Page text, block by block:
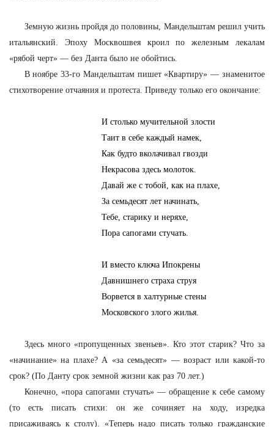
Земную жизнь пройдя до половины, Мандельштам решил учить
итальянский. Эпоху Москвошвея кроил по железным лекалам
«рябой черт» — без Данта было не обойтись.
В ноябре 33-го Мандельштам пишет «Квартиру» — знаменитое
стихотворение отчаяния и протеста. Приведу только его окончание:
И столько мучительной злости
Таит в себе каждый намек,
Как будто вколачивал гвозди
Некрасова здесь молоток.
Давай же с тобой, как на плахе,
За семьдесят лет начинать,
Тебе, старику и неряхе,
Пора сапогами стучать.
И вместо ключа Ипокрены
Давнишнего страха струя
Ворвется в халтурные стены
Московского злого жилья.
Здесь много «пропущенных звеньев». Кто этот старик? Что за
«начинание» на плахе? А «за семьдесят» — возраст или какой-то
срок? (По Данту срок земной жизни как раз 70 лет.)
Конечно, «пора сапогами стучать» — обращение к себе самому
(то есть писать стихи: он же сочиняет на ходу, изредка
присаживаясь к столу). «Теперь надо писать только гражданские